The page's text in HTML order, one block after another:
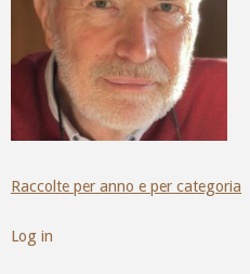
Raccolte per anno e per categoria
Log in